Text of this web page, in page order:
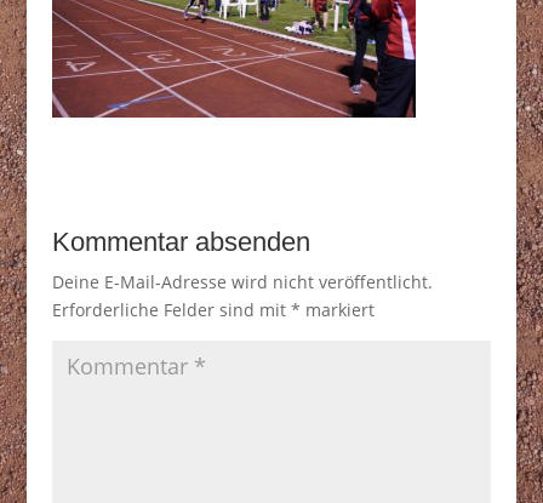
Kommentar absenden
Deine E-Mail-Adresse wird nicht veröffentlicht.
Erforderliche Felder sind mit * markiert